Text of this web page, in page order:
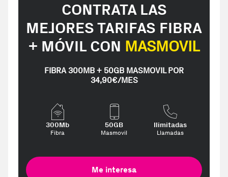
CONTRATA LAS
MEJORES TARIFAS FIBRA
+ MÓVIL CON MASMOVIL
FIBRA 300MB + 50GB MASMOVIL POR
34,90€/MES
300Mb
Fibra
50GB
Masmovil
Ilimitadas
Llamadas
Me interesa